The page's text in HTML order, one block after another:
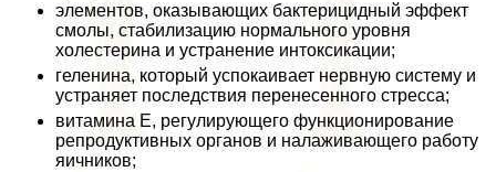
элементов, оказывающих бактерицидный эффект
смолы, стабилизацию нормального уровня
холестерина и устранение интоксикации;
геленина, который успокаивает нервную систему и
устраняет последствия перенесенного стресса;
витамина E, регулирующего функционирование
репродуктивных органов и налаживающего работу
яичников;